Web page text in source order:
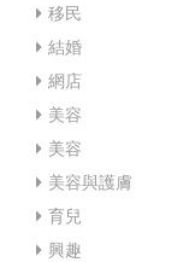
移民
結婚
網店
美容
美容
美容與護膚
育兒
興趣